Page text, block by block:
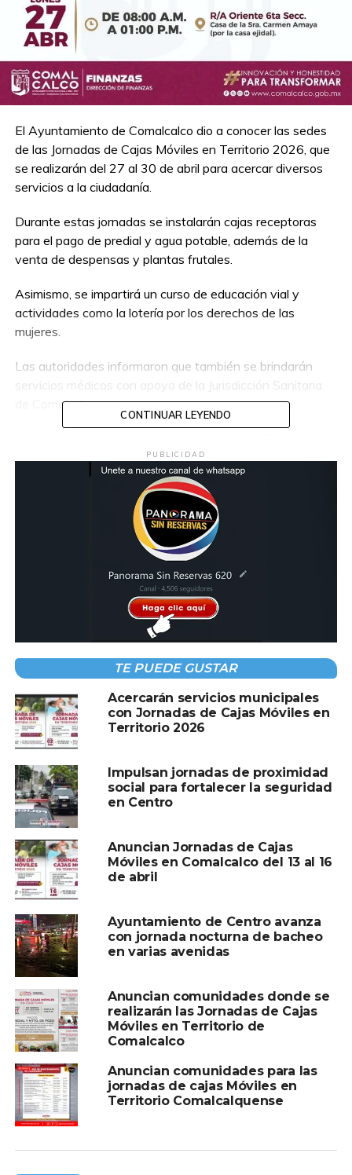
El Ayuntamiento de Comalcalco dio a conocer las sedes
de las Jornadas de Cajas Móviles en Territorio 2026, que
se realizarán del 27 al 30 de abril para acercar diversos
servicios a la ciudadanía.
Durante estas jornadas se instalarán cajas receptoras
para el pago de predial y agua potable, además de la
venta de despensas y plantas frutales.
Asimismo, se impartirá un curso de educación vial y
actividades como la lotería por los derechos de las
mujeres.
Las autoridades informaron que también se brindarán
de Comalcalco.
8:00 de la mañana a 1:00 de la tarde, en la ranchería
Oriente 6ª Sección; y el jueves 30 de abril en el sector
Santa Cruz de la ranchería Reyes Hernández 1ª Sección,
Compartir en:
TEMAS RELACIONADOS: COBRO PREDIAL
JORNADAS
OPLANTAS
A CONTINUACIÓN
CONTINUAR LEYENDO
PUBLICIDAD
TE PUEDE GUSTAR
Acercarán servicios municipales
con Jornadas de Cajas Móviles en
Territorio 2026
Impulsan jornadas de proximidad
social para fortalecer la seguridad
en Centro
Anuncian Jornadas de Cajas
Móviles en Comalcalco del 13 al 16
de abril
Ayuntamiento de Centro avanza
con jornada nocturna de bacheo
en varias avenidas
Anuncian comunidades donde se
realizarán las Jornadas de Cajas
Móviles en Territorio de
Comalcalco
Anuncian comunidades para las
jornadas de cajas Móviles en
Territorio Comalcalquense